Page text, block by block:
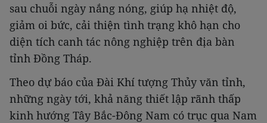
sau chuỗi ngày nắng nóng, giúp hạ nhiệt độ,
giảm oi bức, cải thiện tình trạng khô hạn cho
diện tích canh tác nông nghiệp trên địa bàn
tỉnh Đồng Tháp.
Theo dự báo của Đài Khí tượng Thủy văn tỉnh,
những ngày tới, khả năng thiết lập rãnh thấp
kinh hướng Tây Bắc-Đông Nam có trục qua Nam